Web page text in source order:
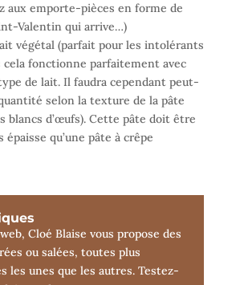
aux emporte-pièces en forme de
Valentin qui arrive…)
végétal (parfait pour les intolérants
cela fonctionne parfaitement avec
de lait. Il faudra cependant peut-
selon la texture de la pâte
blancs d’œufs). Cette pâte doit être
qu’une pâte à crêpe
Cloé Blaise vous propose des
ou salées, toutes plus
les unes que les autres. Testez-